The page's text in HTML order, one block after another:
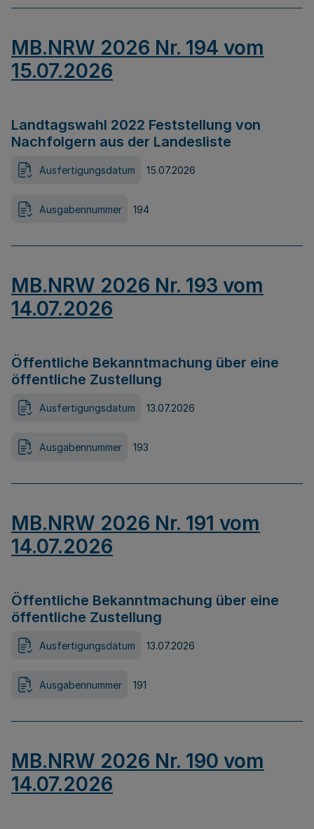
MB.NRW 2026 Nr. 194 vom
15.07.2026
Landtagswahl 2022 Feststellung von
Nachfolgern aus der Landesliste
Ausfertigungsdatum 15.07.2026
Ausgabennummer 194
MB.NRW 2026 Nr. 193 vom
14.07.2026
Öffentliche Bekanntmachung über eine
öffentliche Zustellung
Ausfertigungsdatum 13.07.2026
Ausgabennummer 193
MB.NRW 2026 Nr. 191 vom
14.07.2026
Öffentliche Bekanntmachung über eine
öffentliche Zustellung
Ausfertigungsdatum 13.07.2026
Ausgabennummer 191
MB.NRW 2026 Nr. 190 vom
14.07.2026